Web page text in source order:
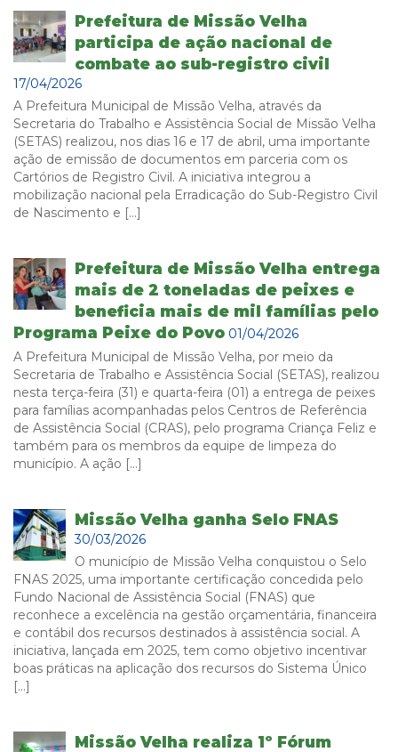
Prefeitura de Missão Velha
participa de ação nacional de
combate ao sub-registro civil
17/04/2026
A Prefeitura Municipal de Missão Velha, através da
Secretaria do Trabalho e Assistência Social de Missão Velha
(SETAS) realizou, nos dias 16 e 17 de abril, uma importante
ação de emissão de documentos em parceria com os
Cartórios de Registro Civil. A iniciativa integrou a
mobilização nacional pela Erradicação do Sub-Registro Civil
de Nascimento e […]
Prefeitura de Missão Velha entrega
mais de 2 toneladas de peixes e
beneficia mais de mil famílias pelo
Programa Peixe do Povo 01/04/2026
A Prefeitura Municipal de Missão Velha, por meio da
Secretaria de Trabalho e Assistência Social (SETAS), realizou
nesta terça-feira (31) e quarta-feira (01) a entrega de peixes
para famílias acompanhadas pelos Centros de Referência
de Assistência Social (CRAS), pelo programa Criança Feliz e
também para os membros da equipe de limpeza do
município. A ação […]
Missão Velha ganha Selo FNAS
30/03/2026
O município de Missão Velha conquistou o Selo
FNAS 2025, uma importante certificação concedida pelo
Fundo Nacional de Assistência Social (FNAS) que
reconhece a excelência na gestão orçamentária, financeira
e contábil dos recursos destinados à assistência social. A
iniciativa, lançada em 2025, tem como objetivo incentivar
boas práticas na aplicação dos recursos do Sistema Único
[…]
Missão Velha realiza 1º Fórum